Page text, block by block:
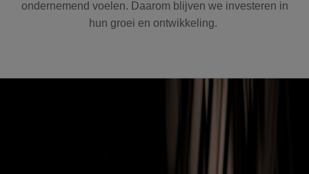
ondernemend voelen. Daarom blijven we investeren in
hun groei en ontwikkeling.